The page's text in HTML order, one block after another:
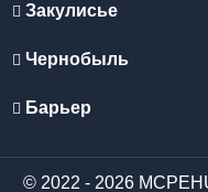
Закулисье
Чернобыль
Барьер
© 2022 - 2026